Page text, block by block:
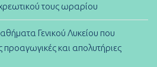
τους ωραρίου
Γενικού Λυκείου που
προαγωγικές και απολυτήριες